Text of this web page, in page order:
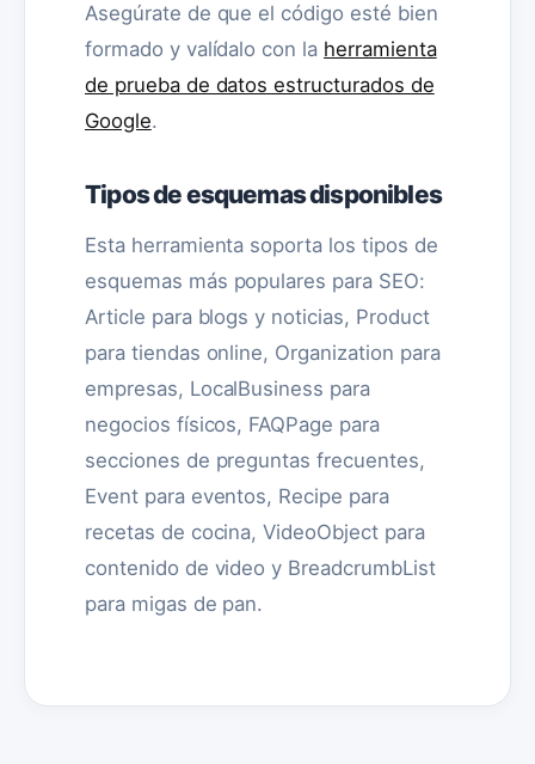
Asegúrate de que el código esté bien
formado y valídalo con la herramienta
de prueba de datos estructurados de
Google.
Tipos de esquemas disponibles
Esta herramienta soporta los tipos de
esquemas más populares para SEO:
Article para blogs y noticias, Product
para tiendas online, Organization para
empresas, LocalBusiness para
negocios físicos, FAQPage para
secciones de preguntas frecuentes,
Event para eventos, Recipe para
recetas de cocina, VideoObject para
contenido de video y BreadcrumbList
para migas de pan.